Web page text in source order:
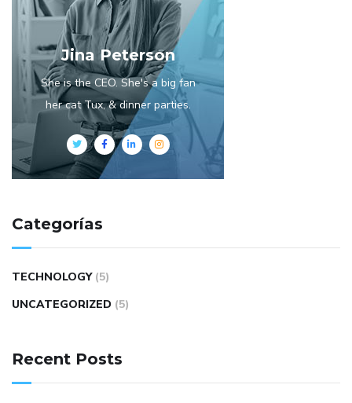
Jina Peterson
She is the CEO. She's a big fan
her cat Tux, & dinner parties.
Categorías
TECHNOLOGY (5)
UNCATEGORIZED (5)
Recent Posts